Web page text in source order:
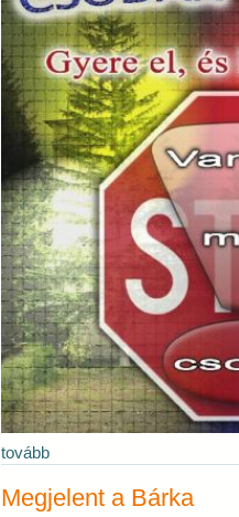
tovább
Megjelent a Bárka